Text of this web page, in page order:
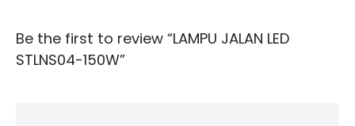
Be the first to review “LAMPU JALAN LED
STLNS04-150W”